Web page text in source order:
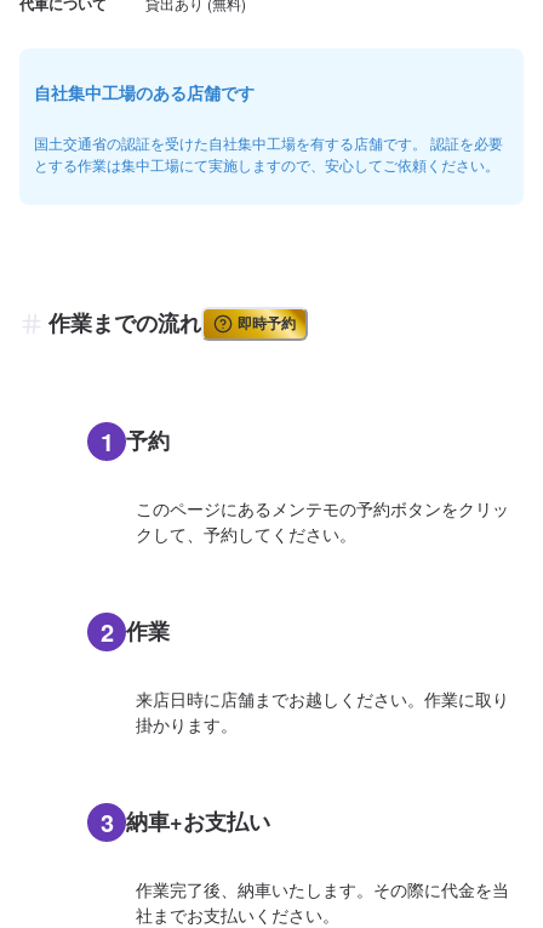
自社集中工場のある店舗です
国土交通省の認証を受けた自社集中工場を有する店舗です。 認証を必要
とする作業は集中工場にて実施しますので、安心してご依頼ください。
作業までの流れ 即時予約
1 予約
このページにあるメンテモの予約ボタンをクリッ
クして、予約してください。
2 作業
来店日時に店舗までお越しください。作業に取り
掛かります。
3 納車+お支払い
作業完了後、納車いたします。その際に代金を当
社までお支払いください。